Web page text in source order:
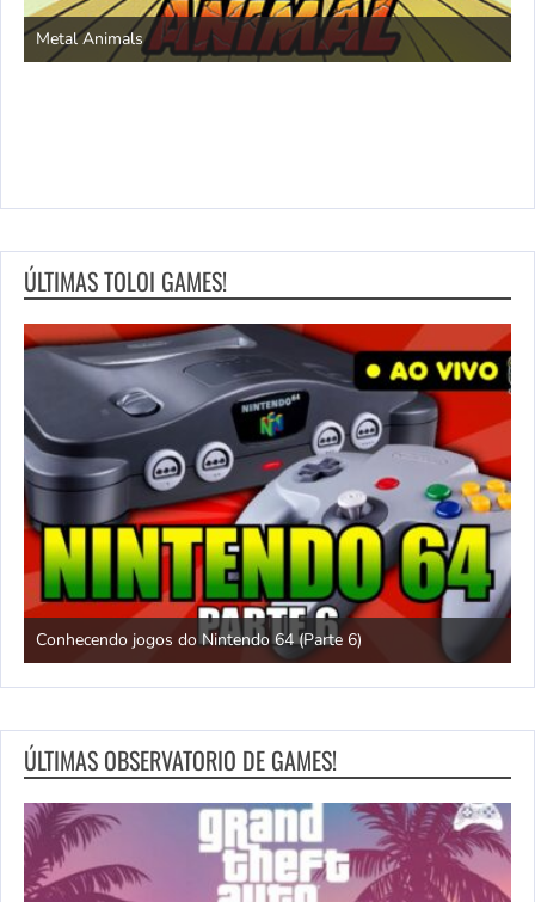
Metal Animals
ÚLTIMAS TOLOI GAMES!
Conhecendo jogos do Nintendo 64 (Parte 6)
ÚLTIMAS OBSERVATORIO DE GAMES!